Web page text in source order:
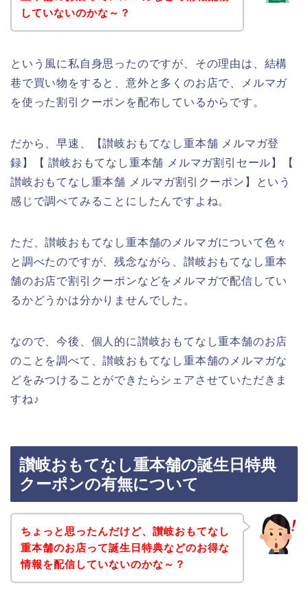
していないのかな～？
という風に私自身思ったのですが、その理由は、結構
巷で買い物をすると、意外と多くのお店で、メルマガ
を使った割引クーポンを配布しているからです。
だから、早速、【讃岐おもてなし重本舗 メルマガ登
録】【 讃岐おもてなし重本舗 メルマガ割引セール】【
讃岐おもてなし重本舗 メルマガ割引クーポン】という
感じで調べてみることにしたんですよね。
ただ、讃岐おもてなし重本舗のメルマガについて色々
と調べたのですが、残念ながら、讃岐おもてなし重本
舗のお店で割引クーポンなどをメルマガで配信してい
るかどうかは分かりませんでした。
なので、今後、個人的に讃岐おもてなし重本舗のお店
のことを調べて、讃岐おもてなし重本舗のメルマガな
どをみつけることができたらシェアさせていただきま
すね♪
讃岐おもてなし重本舗の誕生日特典
クーポンの有無について
ちょっと思ったんだけど、讃岐おもてなし
重本舗のお店って誕生日特典などのお得な
情報を配信していないのかな～？